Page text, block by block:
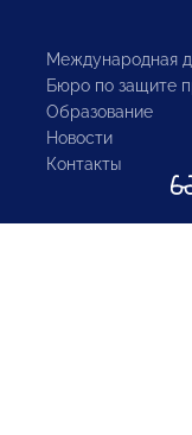
Международная
Бюро по защите
Образование
Новости
Контакты